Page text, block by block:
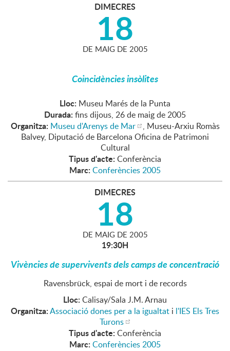
DIMECRES
18
DE MAIG DE 2005
Coincidències insòlites
Lloc: Museu Marés de la Punta
Durada: fins dijous, 26 de maig de 2005
Organitza: Museu d'Arenys de Mar
, Museu-Arxiu Romàs
Balvey, Diputació de Barcelona Oficina de Patrimoni
Cultural
Tipus d'acte: Conferència
Marc: Conferències 2005
DIMECRES
18
DE MAIG DE 2005
19:30H
Vivències de supervivents dels camps de concentració
Ravensbrück, espai de mort i de records
Lloc: Calisay/Sala J.M. Arnau
Organitza:Associació dones per a la igualtat i l'IES Els Tres
Turons
Tipus d'acte: Conferència
Marc: Conferències 2005